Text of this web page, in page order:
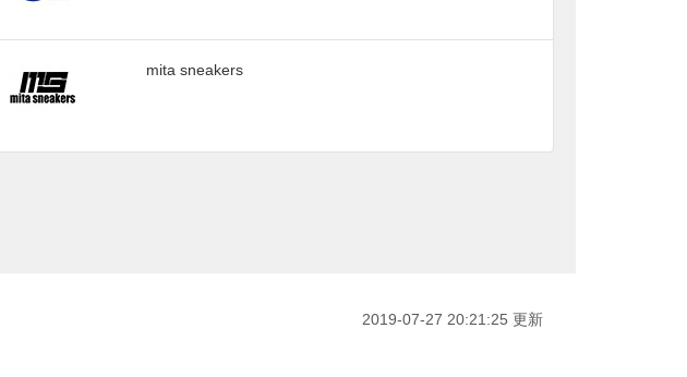
mita sneakers
2019-07-27 20:21:25 更新